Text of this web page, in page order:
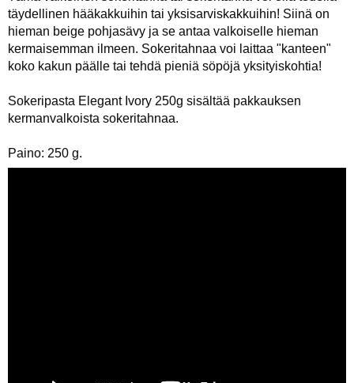
täydellinen hääkakkuihin tai yksisarviskakkuihin! Siinä on
hieman beige pohjasävy ja se antaa valkoiselle hieman
kermaisemman ilmeen. Sokeritahnaa voi laittaa "kanteen"
koko kakun päälle tai tehdä pieniä söpöjä yksityiskohtia!
Sokeripasta Elegant Ivory 250g sisältää pakkauksen
kermanvalkoista sokeritahnaa.
Paino: 250 g.